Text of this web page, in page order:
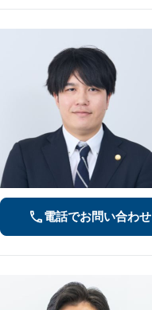
電話でお問い合わせ